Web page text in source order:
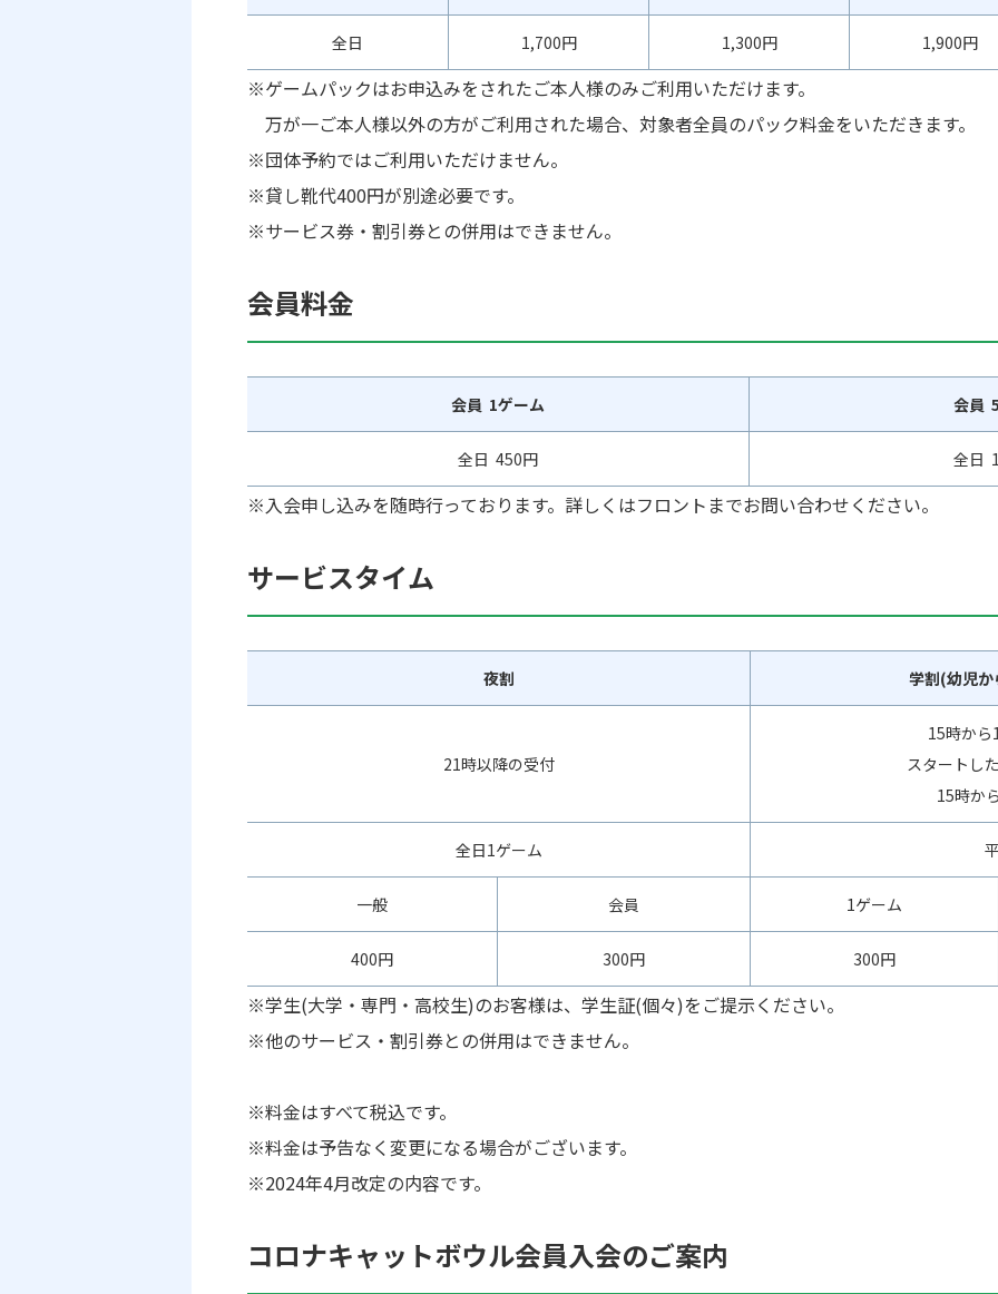
全日 1,700円 1,300円 1,900円
※ゲームパックはお申込みをされたご本人様のみご利用いただけます。
万が一ご本人様以外の方がご利用された場合、対象者全員のパック料金をいただきます。
※団体予約ではご利用いただけません。
※貸し靴代400円が別途必要です。
※サービス券・割引券との併用はできません。
会員料金
会員 1ゲーム 会員
全日 450円 全日
※入会申し込みを随時行っております。詳しくはフロントまでお問い合わせください。
サービスタイム
夜割 学割(幼児か
21時以降の受付
15時から
スタートし
15時か
全日1ゲーム
一般 会員 1ゲーム
400円 300円 300円
※学生(大学・専門・高校生)のお客様は、学生証(個々)をご提示ください。
※他のサービス・割引券との併用はできません。
※料金はすべて税込です。
※料金は予告なく変更になる場合がございます。
※2024年4月改定の内容です。
コロナキャットボウル会員入会のご案内